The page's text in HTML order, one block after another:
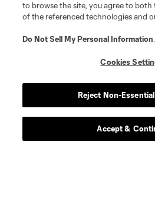
to browse the site, you agree to both
of the referenced technologies and
Do Not Sell My Personal Information.
Cookies
Reject Non-
Accept &